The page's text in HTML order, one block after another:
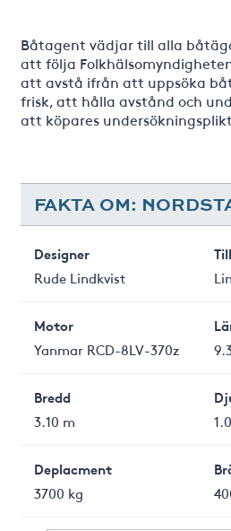
Båtagent vädjar till alla
att följa
att avstå ifrån att uppsöka
frisk, att hålla avstånd och
att köpares
FAKTA OM:
Designer
Rude Lindkvist
Motor
Yanmar RCD-8LV-370z
Bredd
3.10 m
Deplacment
3700 kg